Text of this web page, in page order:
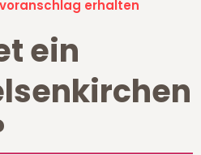
erhalten
ein